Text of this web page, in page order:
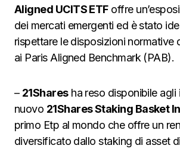
Aligned UCITS ETFoffre
dei mercati emergenti ed è stato
rispettare le disposizioni normative
ai Paris Aligned Benchmark (PAB).
– 21Sharesha reso disponibile agli
nuovo 21Shares Staking Basket
primo Etp al mondo che offre un
diversificato dallo staking di asset